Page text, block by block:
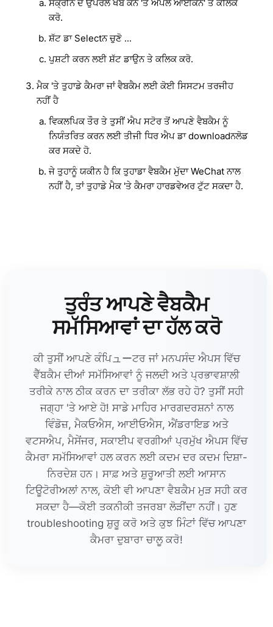
ਸਕ੍ਰੀਨ ਦੇ ਉਪਰਲੇ ਖੱਬੇ ਕੋਨੇ 'ਤੇ ਐਪਲ ਆਈਕਨ' ਤੇ ਕਲਿੱਕ
ਕਰੋ.
ਸ਼ੱਟ ਡਾ Selectਨ ਚੁਣੋ ...
ਪੁਸ਼ਟੀ ਕਰਨ ਲਈ ਸ਼ੱਟ ਡਾਉਨ ਤੇ ਕਲਿਕ ਕਰੋ.
ਮੈਕ 'ਤੇ ਤੁਹਾਡੇ ਕੈਮਰਾ ਜਾਂ ਵੈਬਕੈਮ ਲਈ ਕੋਈ ਸਿਸਟਮ ਤਰਜੀਹ
ਨਹੀਂ ਹੈ
ਵਿਕਲਪਿਕ ਤੌਰ ਤੇ ਤੁਸੀਂ ਐਪ ਸਟੋਰ ਤੋਂ ਆਪਣੇ ਵੈਬਕੈਮ ਨੂੰ
ਨਿਯੰਤਰਿਤ ਕਰਨ ਲਈ ਤੀਜੀ ਧਿਰ ਐਪ ਡਾ downloadਨਲੋਡ
ਕਰ ਸਕਦੇ ਹੋ.
ਜੇ ਤੁਹਾਨੂੰ ਯਕੀਨ ਹੈ ਕਿ ਤੁਹਾਡਾ ਵੈਬਕੈਮ ਮੁੱਦਾ WeChat ਨਾਲ
ਨਹੀਂ ਹੈ, ਤਾਂ ਤੁਹਾਡੇ ਮੈਕ 'ਤੇ ਕੈਮਰਾ ਹਾਰਡਵੇਅਰ ਟੁੱਟ ਸਕਦਾ ਹੈ.
ਤੁਰੰਤ ਆਪਣੇ ਵੈਬਕੈਮ
ਸਮੱਸਿਆਵਾਂ ਦਾ ਹੱਲ ਕਰੋ
ਕੀ ਤੁਸੀਂ ਆਪਣੇ ਕੰਪਿューਟਰ ਜਾਂ ਮਨਪਸੰਦ ਐਪਸ ਵਿੱਚ
ਵੈੱਬਕੈਮ ਦੀਆਂ ਸਮੱਸਿਆਵਾਂ ਨੂੰ ਜਲਦੀ ਅਤੇ ਪ੍ਰਭਾਵਸ਼ਾਲੀ
ਤਰੀਕੇ ਨਾਲ ਠੀਕ ਕਰਨ ਦਾ ਤਰੀਕਾ ਲੱਭ ਰਹੇ ਹੋ? ਤੁਸੀਂ ਸਹੀ
ਜਗ੍ਹਾ 'ਤੇ ਆਏ ਹੋ! ਸਾਡੇ ਮਾਹਿਰ ਮਾਰਗਦਰਸ਼ਨਾਂ ਨਾਲ
ਵਿੰਡੋਜ਼, ਮੈਕਓਐਸ, ਆਈਓਐਸ, ਐਂਡਰਾਇਡ ਅਤੇ
ਵਟਸਐਪ, ਮੈਸੇਂਜਰ, ਸਕਾਈਪ ਵਰਗੀਆਂ ਪ੍ਰਮੁੱਖ ਐਪਸ ਵਿੱਚ
ਕੈਮਰਾ ਸਮੱਸਿਆਵਾਂ ਹਲ ਕਰਨ ਲਈ ਕਦਮ ਦਰ ਕਦਮ ਦਿਸ਼ਾ-
ਨਿਰਦੇਸ਼ ਹਨ। ਸਾਫ਼ ਅਤੇ ਸ਼ੁਰੂਆਤੀ ਲਈ ਆਸਾਨ
ਟਿਊਟੋਰੀਅਲਾਂ ਨਾਲ, ਕੋਈ ਵੀ ਆਪਣਾ ਵੈਬਕੈਮ ਮੁੜ ਸਹੀ ਕਰ
ਸਕਦਾ ਹੈ—ਕੋਈ ਤਕਨੀਕੀ ਤਜਰਬਾ ਲੋੜੀਂਦਾ ਨਹੀਂ। ਹੁਣ
troubleshooting ਸ਼ੁਰੂ ਕਰੋ ਅਤੇ ਕੁਝ ਮਿੰਟਾਂ ਵਿੱਚ ਆਪਣਾ
ਕੈਮਰਾ ਦੁਬਾਰਾ ਚਾਲੂ ਕਰੋ!